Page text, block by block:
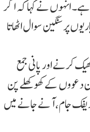
ہے۔ انہوں نے کہا کہ اگر
پر سنگین سوال اٹھاتا
کرنے اور پانی جمع
کے کھوکھلے پن
جام، آنے جانے میں